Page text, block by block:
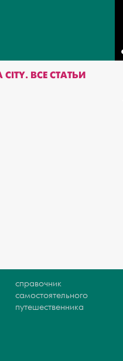
CITY. ВСЕ СТАТЬИ
справочник
самостоятельного
путешественника